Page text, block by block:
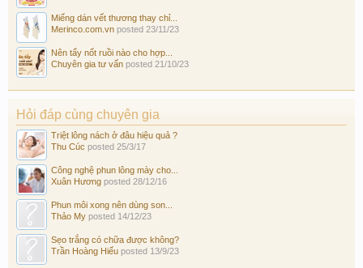
Miếng dán vết thương thay chỉ...
Merinco.com.vn posted 23/11/23
Nên tẩy nốt ruồi nào cho hợp...
Chuyên gia tư vấn posted 21/10/23
Hỏi đáp cùng chuyên gia
Triệt lông nách ở đâu hiệu quả ?
Thu Cúc posted 25/3/17
Công nghệ phun lông mày cho...
Xuân Hương posted 28/12/16
Phun môi xong nên dùng son...
Thảo My posted 14/12/23
Sẹo trắng có chữa được không?
Trần Hoàng Hiếu posted 13/9/23